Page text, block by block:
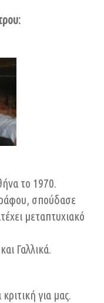
το 1970.
σπούδασε
μεταπτυχιακό
Γαλλικά.
για μας.